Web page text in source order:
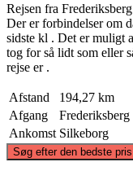
Rejsen fra
Der er forbindelser om
sidste kl . Det er muligt
tog for så lidt som eller
rejse er .
Afstand
194,27 km
Afgang
Frederiksberg
Ankomst Silkeborg
Søg efter den bedste pris